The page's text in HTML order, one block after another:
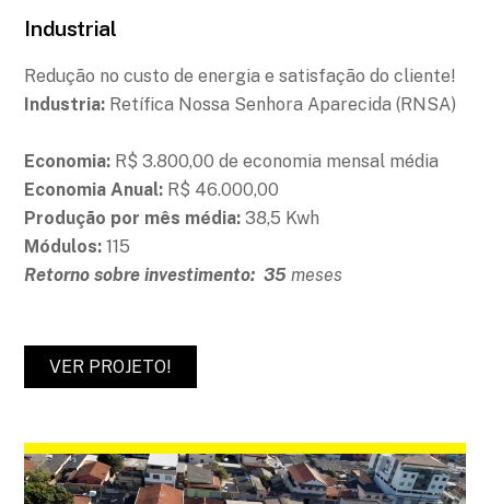
Industrial
Redução no custo de energia e satisfação do cliente!
Industria: Retífica Nossa Senhora Aparecida (RNSA)
Economia: R$ 3.800,00 de economia mensal média
Economia Anual: R$ 46.000,00
Produção por mês média: 38,5 Kwh
Módulos: 115
Retorno sobre investimento: 35 meses
VER PROJETO!